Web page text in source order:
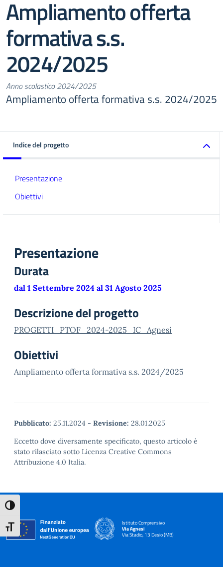
Attiva/disattiva alto contrasto
Attiva/disattiva dimensione testo
Ampliamento offerta
formativa s.s.
2024/2025
Anno scolastico 2024/2025
Ampliamento offerta formativa s.s. 2024/2025
Indice del progetto
Presentazione
Obiettivi
Presentazione
Durata
dal 1 Settembre 2024 al 31 Agosto 2025
Descrizione del progetto
PROGETTI_PTOF_2024-2025_IC_Agnesi
Obiettivi
Ampliamento offerta formativa s.s. 2024/2025
Pubblicato: 25.11.2024 - Revisione: 28.01.2025
Eccetto dove diversamente specificato, questo articolo è
stato rilasciato sotto Licenza Creative Commons
Attribuzione 4.0 Italia.
Istituto Comprensivo
Via Agnesi
Via Stadio, 13 Desio (MB)
— Visita la pagina iniziale della scuola